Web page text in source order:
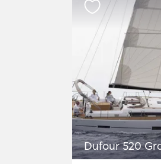
Dufour 520